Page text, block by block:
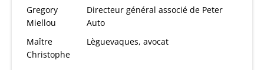
Gregory
Miellou
Directeur général associé de Peter
Auto
Maître
Christophe
Lèguevaques, avocat